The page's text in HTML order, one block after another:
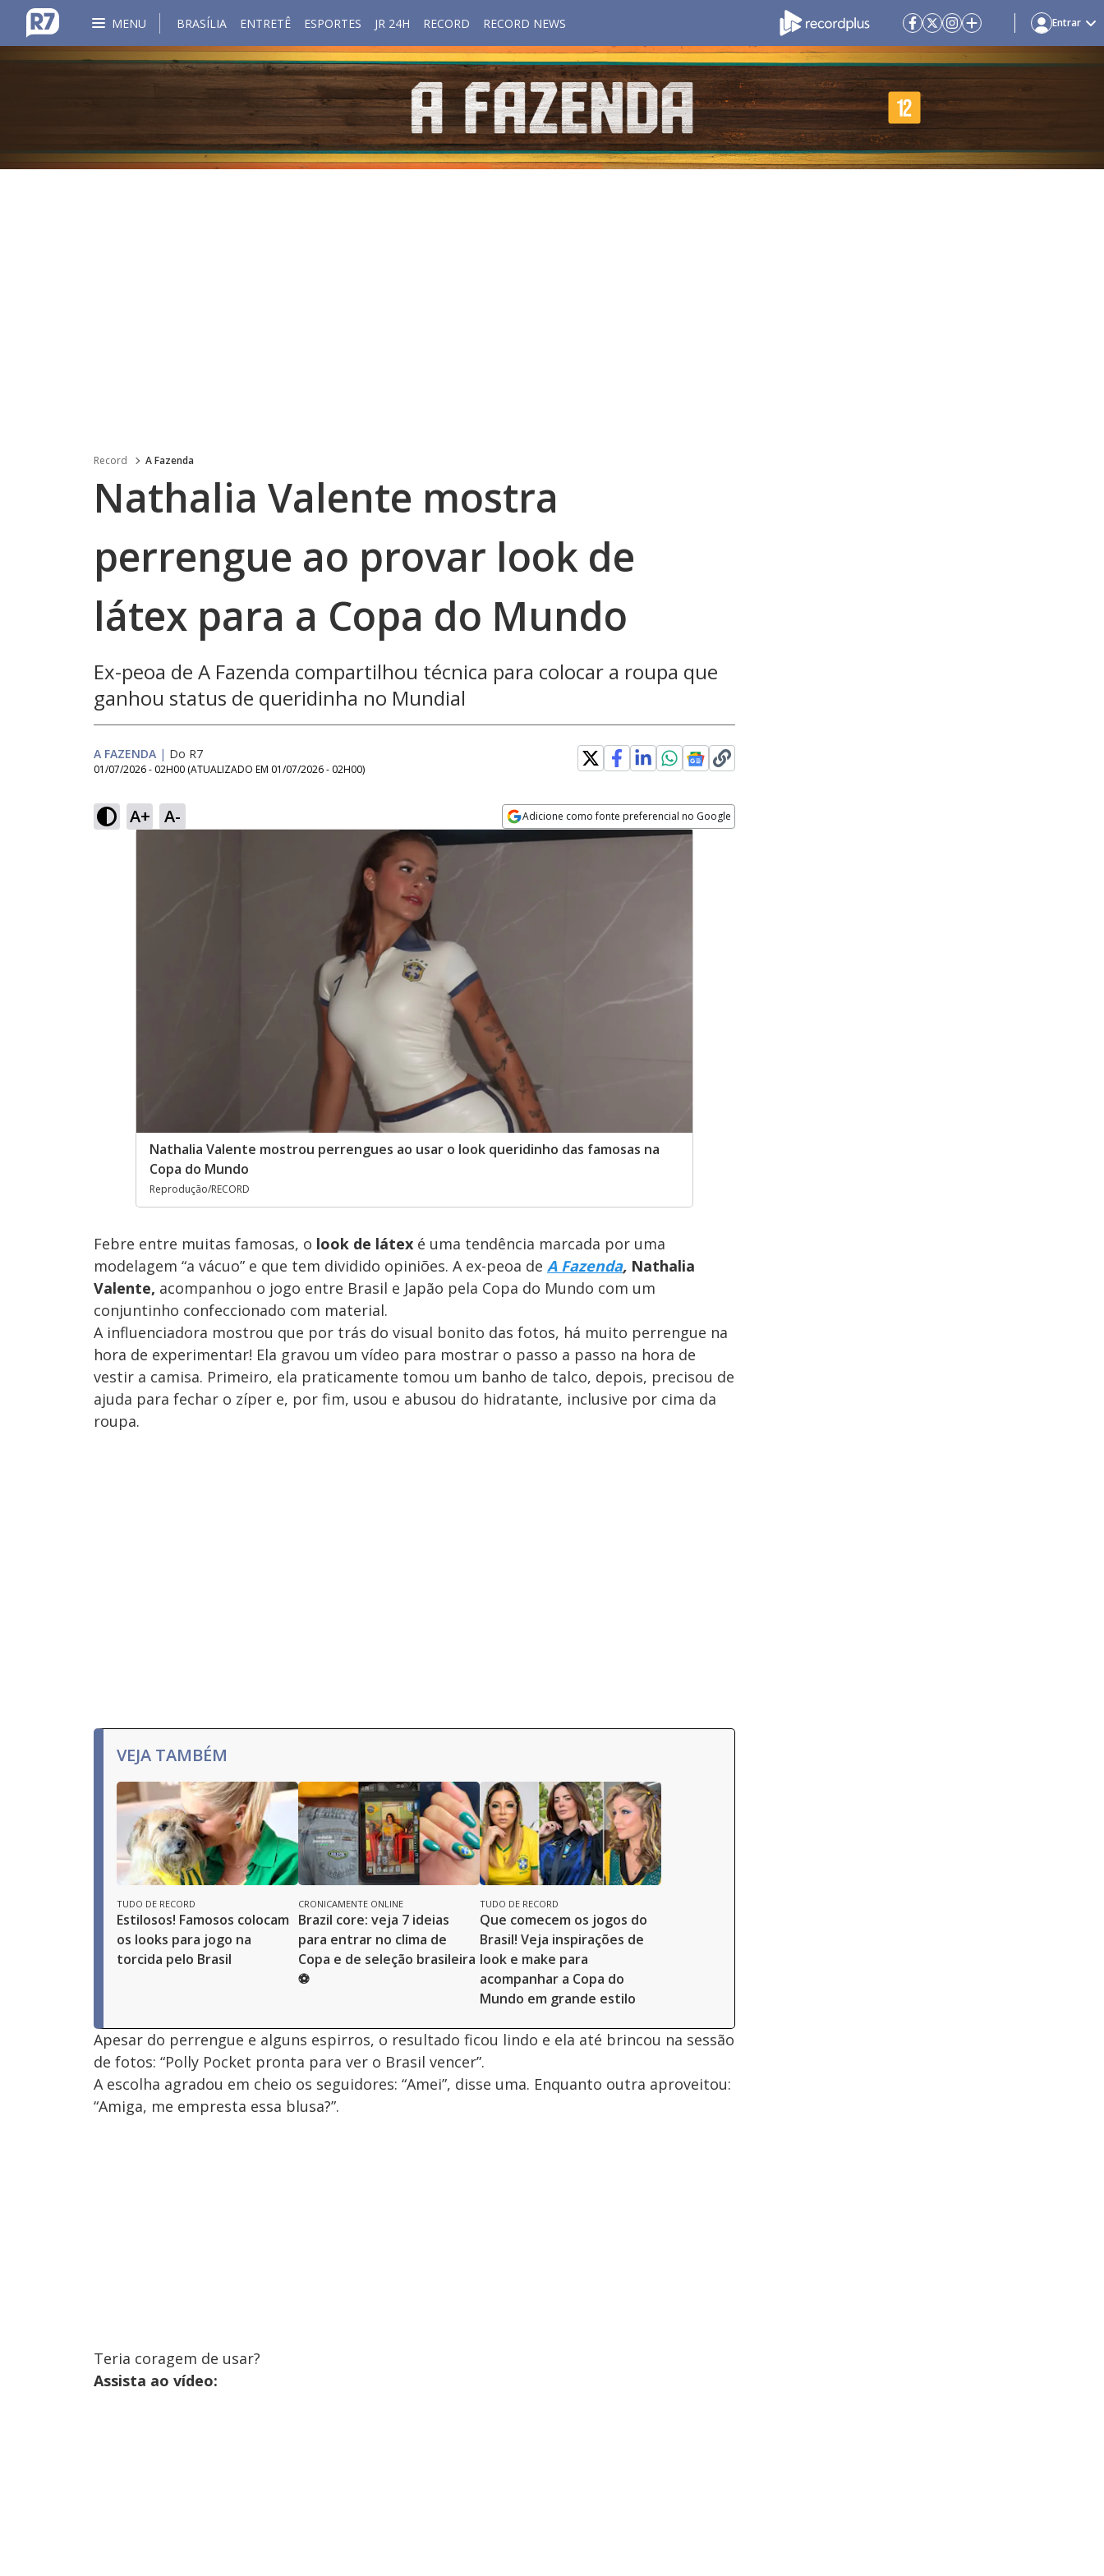
MENU BRASÍLIA ENTRETÊ ESPORTES JR 24H RECORD RECORD NEWS Entrar
Record A Fazenda
Nathalia Valente mostra
perrengue ao provar look de
látex para a Copa do Mundo
Ex-peoa de A Fazenda compartilhou técnica para colocar a roupa que
ganhou status de queridinha no Mundial
A FAZENDA | Do R7
01/07/2026 - 02H00 (ATUALIZADO EM 01/07/2026 - 02H00)
A+ A- Adicione como fonte preferencial no Google
Opens in new window
Nathalia Valente mostrou perrengues ao usar o look queridinho das famosas na
Copa do Mundo
Reprodução/RECORD
Febre entre muitas famosas, o look de látex é uma tendência marcada por uma
modelagem “a vácuo” e que tem dividido opiniões. A ex-peoa de A Fazenda, Nathalia
Valente, acompanhou o jogo entre Brasil e Japão pela Copa do Mundo com um
conjuntinho confeccionado com material.
A influenciadora mostrou que por trás do visual bonito das fotos, há muito perrengue na
hora de experimentar! Ela gravou um vídeo para mostrar o passo a passo na hora de
vestir a camisa. Primeiro, ela praticamente tomou um banho de talco, depois, precisou de
ajuda para fechar o zíper e, por fim, usou e abusou do hidratante, inclusive por cima da
roupa.
VEJA TAMBÉM
TUDO DE RECORD
Estilosos! Famosos colocam
os looks para jogo na
torcida pelo Brasil
CRONICAMENTE ONLINE
Brazil core: veja 7 ideias
para entrar no clima de
Copa e de seleção brasileira
⚽
TUDO DE RECORD
Que comecem os jogos do
Brasil! Veja inspirações de
look e make para
acompanhar a Copa do
Mundo em grande estilo
Apesar do perrengue e alguns espirros, o resultado ficou lindo e ela até brincou na sessão
de fotos: “Polly Pocket pronta para ver o Brasil vencer”.
A escolha agradou em cheio os seguidores: “Amei”, disse uma. Enquanto outra aproveitou:
“Amiga, me empresta essa blusa?”.
Teria coragem de usar?
Assista ao vídeo: